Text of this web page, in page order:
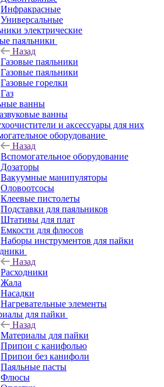
Инфракрасные
Универсальные
электрические
паяльники
Назад
Газовые паяльники
Газовые паяльники
Газовые горелки
Газ
ванны
ванны
и аксессуары для них
оборудование
Назад
Вспомогательное оборудование
Дозаторы
Вакуумные манипуляторы
Оловоотсосы
Клеевые пистолеты
Подставки для паяльников
Штативы для плат
Емкости для флюсов
Наборы инструментов для пайки
Назад
Расходники
Жала
Насадки
Нагревательные элементы
для пайки
Назад
Материалы для пайки
Припои с канифолью
Припои без канифоли
Паяльные пасты
Флюсы